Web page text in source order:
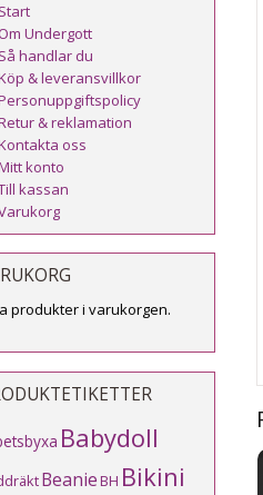
Start
Undergott
Så handlar du
& leveransvillkor
& reklamation
oss
konto
kassan
produkter i varukorgen.
Babydoll
BeanieBH Bikini